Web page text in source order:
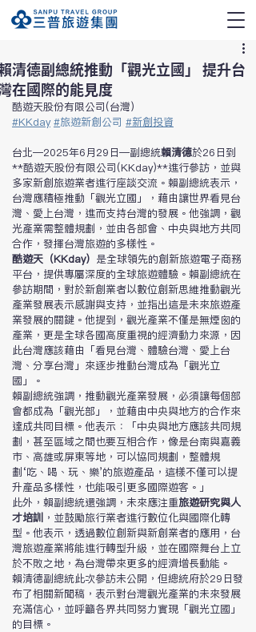
清德副總統推動「觀光立國」 提升台
在國際的能見度
酷遊天股份有限公司(台灣)
#KKday #旅遊新創公司 #新創投資
台北—2025年6月29日—副總統賴清德於26日到
**酷遊天股份有限公司(KKday)**進行參訪，並與
多家新創旅遊業者進行座談交流。賴副總統表示，
台灣應積極推動「觀光立國」，藉由讓世界看見台
灣、愛上台灣，進而支持台灣的發展。他強調，觀
光產業需整體規劃，並由各部會、中央與地方共同
合作，發揮台灣旅遊的多樣性。
酷遊天（KKday） 是全球領先的創新旅遊電子商務
平台，提供專屬深度的全球旅遊體驗。賴副總統在
參訪期間，對於新創業者以數位創新思維推動觀光
產業發展表示感謝與支持，並指出這是未來旅遊產
業發展的關鍵。他提到，觀光產業不僅是無煙囪的
產業，更是全球各國高度重視的經濟動力來源，因
此台灣應該藉由「看見台灣、體驗台灣、愛上台
灣、分享台灣」來逐步推動台灣成為「觀光立
國」。
賴副總統強調，推動觀光產業發展，必須讓每個部
會都成為「觀光部」，並藉由中央與地方的合作來
達成共同目標。他表示：「中央與地方應該共同規
劃，甚至區域之間也要互相合作，像是台南與嘉義
市、高雄或屏東等地，可以協同規劃，整體規
劃‘吃、喝、玩、樂’的旅遊產品，這樣不僅可以提
升產品多樣性，也能吸引更多國際遊客。」
此外，賴副總統還強調，未來應注重旅遊研究與人
才培訓 ，並鼓勵旅行業者進行數位化與國際化轉
型。他表示，透過數位創新與新創業者的應用，台
灣旅遊產業將能進行轉型升級，並在國際舞台上立
於不敗之地，為台灣帶來更多的經濟增長動能。
賴清德副總統此次參訪未公開，但總統府於29日發
布了相關新聞稿，表示對台灣觀光產業的未來發展
充滿信心，並呼籲各界共同努力實現「觀光立國」
的目標。